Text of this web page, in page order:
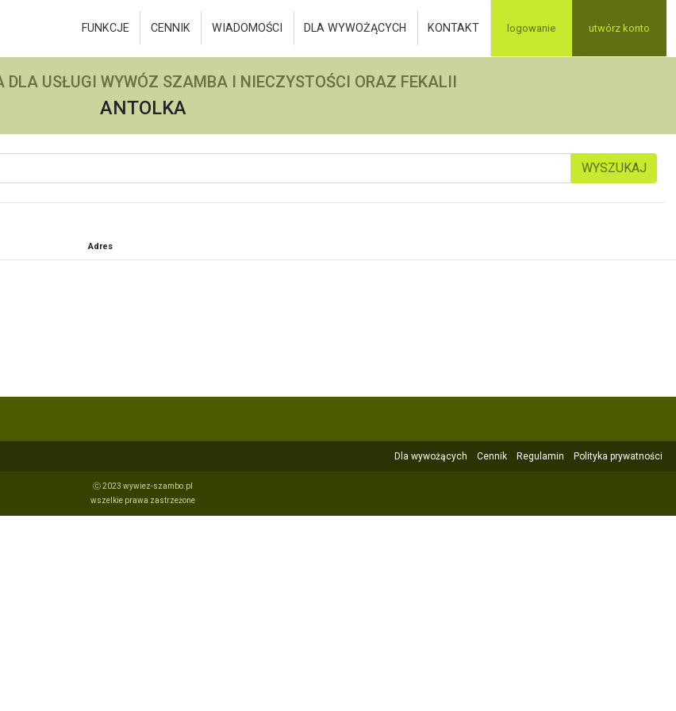
FUNKCJE CENNIK WIADOMOŚCI DLA WYWOŻĄCYCH KONTAKT logowanie utwórz konto
DLA USŁUGI WYWÓZ SZAMBA I NIECZYSTOŚCI ORAZ FEKALII
ANTOLKA
WYSZUKAJ
Adres
Dla wywożących Cennik Regulamin Polityka prywatności
ⓒ 2023 wywiez-szambo.pl
wszelkie prawa zastrzeżone